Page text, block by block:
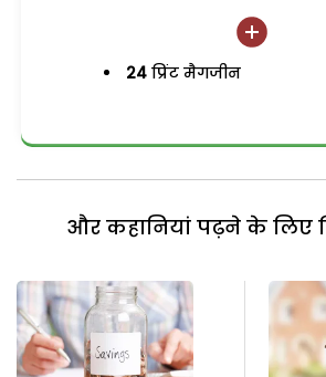
24 प्रिंट मैगजीन
और कहानियां पढ़ने के लिए